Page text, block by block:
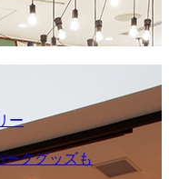
ー
クグッズも